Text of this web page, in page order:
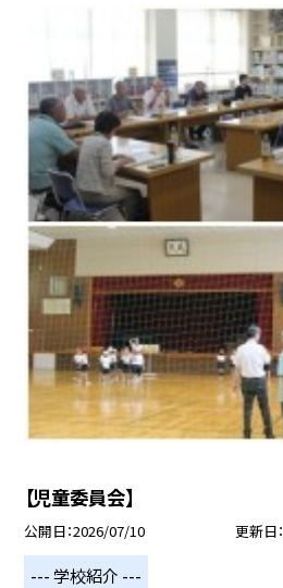
【児童委員会】
公開日 2026/07/10 更新日
--- 学校紹介 ---